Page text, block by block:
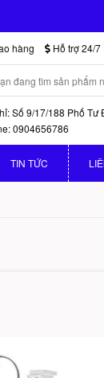
hàng Hỗ trợ 24/7
Số 9/17/188 Phố Tư
0904656786
TIN TỨC